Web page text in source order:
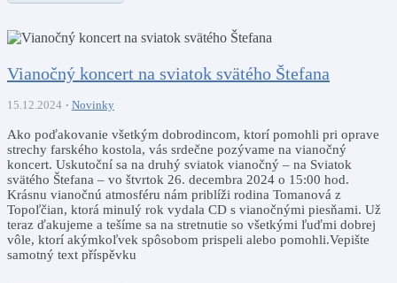
Vianočný koncert na sviatok svätého Štefana
15.12.2024 Novinky
Ako poďakovanie všetkým dobrodincom, ktorí pomohli pri oprave
strechy farského kostola, vás srdečne pozývame na vianočný
koncert. Uskutoční sa na druhý sviatok vianočný – na Sviatok
svätého Štefana – vo štvrtok 26. decembra 2024 o 15:00 hod.
Krásnu vianočnú atmosféru nám priblíži rodina Tomanová z
Topoľčian, ktorá minulý rok vydala CD s vianočnými piesňami. Už
teraz ďakujeme a tešíme sa na stretnutie so všetkými ľuďmi dobrej
vôle, ktorí akýmkoľvek spôsobom prispeli alebo pomohli.Vepište
samotný text příspěvku